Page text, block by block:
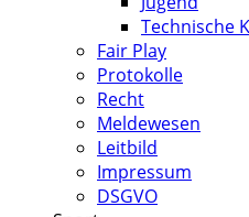
Technische
Fair Play
Protokolle
Recht
Meldewesen
Leitbild
Impressum
DSGVO